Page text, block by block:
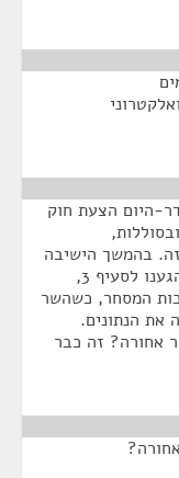
היום הצעת חוק
הזה. בהמשך הישיבה
יצטרף השר להגנת הסביבה גלעד ארדן. הגענו לסעיף 3,
המסחר, כשהשר
את הנתונים.
אחורה? זה כבר